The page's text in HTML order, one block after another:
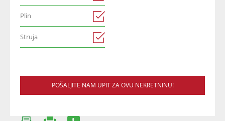
Plin
Struja
POŠALJITE NAM UPIT ZA OVU NEKRETNINU!